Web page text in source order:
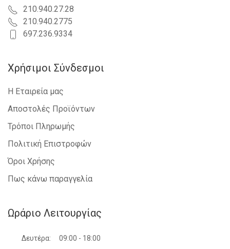
210.940.27.28
210.940.2775
697.236.9334
Χρήσιμοι Σύνδεσμοι
Η Εταιρεία μας
Αποστολές Προϊόντων
Τρόποι Πληρωμής
Πολιτική Επιστροφών
Όροι Χρήσης
Πως κάνω παραγγελία
Ωράριο Λειτουργίας
Δευτέρα:
09:00 - 18:00